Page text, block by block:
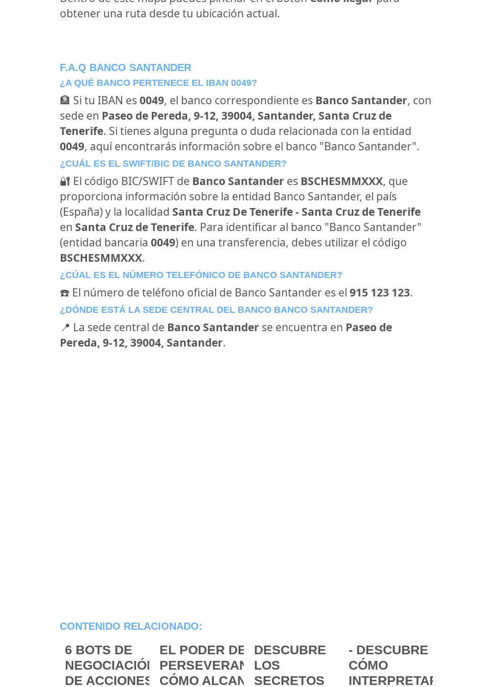
obtener una ruta desde tu ubicación actual.
F.A.Q BANCO SANTANDER
¿A QUÉ BANCO PERTENECE EL IBAN 0049?
🏦 Si tu IBAN es 0049, el banco correspondiente es Banco Santander, con
sede en Paseo de Pereda, 9-12, 39004, Santander, Santa Cruz de
Tenerife. Si tienes alguna pregunta o duda relacionada con la entidad
0049, aquí encontrarás información sobre el banco "Banco Santander".
¿CUÁL ES EL SWIFT/BIC DE BANCO SANTANDER?
🔐 El código BIC/SWIFT de Banco Santander es BSCHESMMXXX, que
proporciona información sobre la entidad Banco Santander, el país
(España) y la localidad Santa Cruz De Tenerife - Santa Cruz de Tenerife
en Santa Cruz de Tenerife. Para identificar al banco "Banco Santander"
(entidad bancaria 0049) en una transferencia, debes utilizar el código
BSCHESMMXXX.
¿CÚAL ES EL NÚMERO TELEFÓNICO DE BANCO SANTANDER?
☎️ El número de teléfono oficial de Banco Santander es el 915 123 123.
¿DÓNDE ESTÁ LA SEDE CENTRAL DEL BANCO BANCO SANTANDER?
📍 La sede central de Banco Santander se encuentra en Paseo de
Pereda, 9-12, 39004, Santander.
CONTENIDO RELACIONADO:
6 BOTS DE
NEGOCIACIÓN
DE ACCIONES
EL PODER DE LA
PERSEVERANCIA:
CÓMO ALCANZAR
DESCUBRE
LOS
SECRETOS
- DESCUBRE
CÓMO
INTERPRETAR